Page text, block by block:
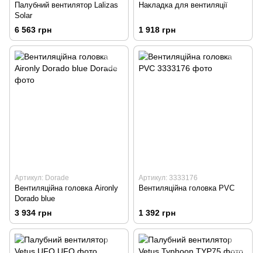
Палубний вентилятор Lalizas
Solar
6 563 грн
Накладка для вентиляції
1 918 грн
Артикул: Dorade
Вентиляційна головка Aironly
Dorado blue
3 934 грн
Артикул: 3333176
Вентиляційна головка PVC
1 392 грн